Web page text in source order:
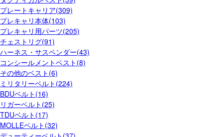
プレートキャリア(309)
プレキャリ本体(103)
プレキャリ用パーツ(205)
チェストリグ(91)
ハーネス・サスペンダー(43)
コンシールメントベスト(8)
その他のベスト(6)
ミリタリーベルト(224)
BDUベルト(16)
リガーベルト(25)
TDUベルト(17)
MOLLEベルト(32)